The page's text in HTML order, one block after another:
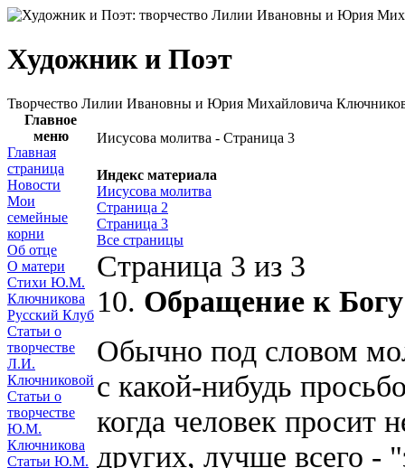
Художник и Поэт
Творчество Лилии Ивановны и Юрия Михайловича
Главное
меню
Главная
страница
Новости
Мои
семейные
корни
Об отце
О матери
Стихи Ю.М.
Ключникова
Русский Клуб
Статьи о
творчестве
Л.И.
Ключниковой
Статьи о
творчестве
Ю.М.
Ключникова
Статьи Ю.М.
Иисусова молитва - Страница 3
Индекс материала
Иисусова молитва
Страница 2
Страница 3
Все страницы
Страница 3 из 3
10. Обращение к
Обычно под словом
с какой-нибудь
когда человек просит
других, лучше всего -